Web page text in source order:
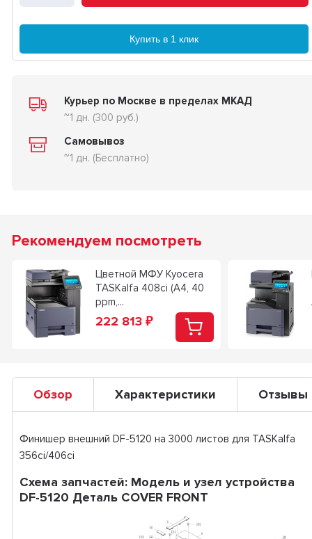
Купить в 1 клик
Курьер по Москве в пределах МКАД
~1 дн. (300 руб.)
Самовывоз
~1 дн. (Бесплатно)
Рекомендуем посмотреть
Цветной МФУ Kyocera
TASKalfa 408ci (A4, 40
ppm,...
222 813 ₽
Обзор Характеристики Отзывы
Финишер внешний DF-5120 на 3000 листов для TASKalfa
356ci/406ci
Схема запчастей: Модель и узел устройства
DF-5120 Деталь COVER FRONT